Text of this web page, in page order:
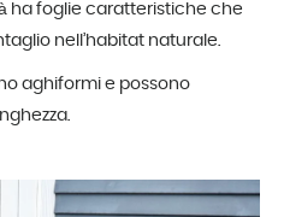
ha foglie caratteristiche che
nell’habitat naturale.
aghiformi e possono